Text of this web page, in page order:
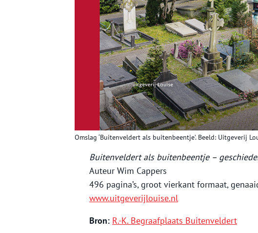
Omslag ‘Buitenveldert als buitenbeentje’. Beeld: Uitgeverij
Buitenveldert als buitenbeentje –
Auteur Wim Cappers
496 pagina’s, groot vierkant formaat,
www.uitgeverijlouise.nl
Bron: R.-K. Begraafplaats Buitenveldert